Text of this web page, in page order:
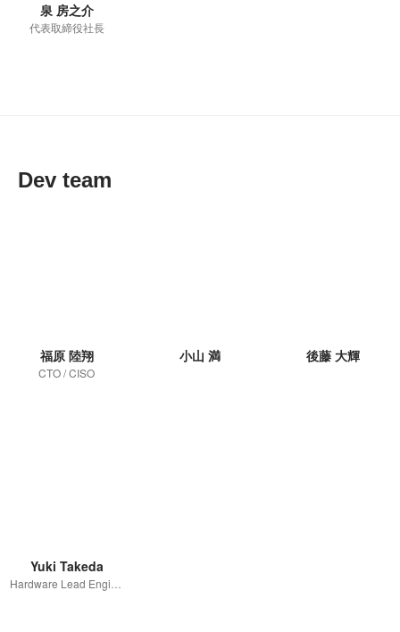
泉 房之介
代表取締役社長
Dev team
福原 陸翔
CTO / CISO
小山 満 後藤 大輝
Yuki Takeda